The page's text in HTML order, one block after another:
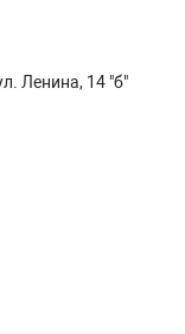
Ленина, 14 "б"